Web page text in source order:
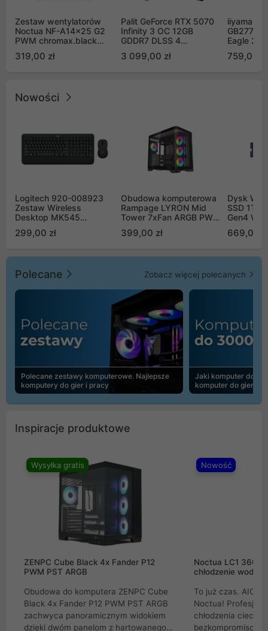
Zestaw wentylatorów
Noctua NF-A14x25 G2
PWM chromax.black
Push Pull (2szt)
319,00 zł
Palit GeForce RTX 5070
Infinity 3 OC 12GB
GDDR7 DLSS 4
GB2050S)
3 099,00 zł
iiyama G-
Eagle 27"
759,00 zł
Nowości
Logitech 920-008923
Zestaw Wireless
Desktop MK545
299,00 zł
Obudowa komputerowa
Rampage LYRON Mid
Tower 7xFan ARGB PWM
399,00 zł
Dysk WD
SSD 1TB
Gen4
669,00
Polecane Zobacz więcej polecanych
Polecane zestawy komputerowe. Najlepsze
komputery do gier i pracy
Jaki komputer do
komputer do gier |
Inspiracje produktowe
Wysyłka gratis
ZENPC Cube Black 4x Fander P12
PWM PST ARGB
Obudowa do komputera ZENPC Cube
Black 4x Fander P12 PWM PST ARGB
zachwyca panoramicznym widokiem
dzięki dwóm panelom z hartowanego
Nowość
Noctua LC1
chłodzenie wodne
To już czas. AIO
Noctua!
chłodzenia cieczą